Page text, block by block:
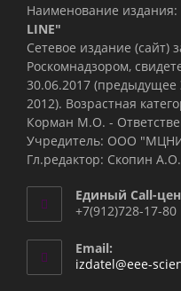
Наименование издания:
LINE"
Сетевое издание (сайт)
Роскомнадзором,
30.06.2017
2012). Возрастная
Корман М.О. -
Учредитель: ООО
Гл.редактор: Скопин А.О.
Единый Call-
+7(912)728-17-80
Email:
izdatel@eee-